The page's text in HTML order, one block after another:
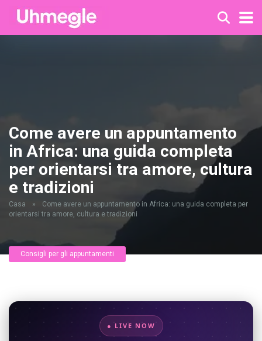
Come avere un appuntamento
in Africa: una guida completa
per orientarsi tra amore, cultura
e tradizioni
Casa »
Come avere un appuntamento in Africa: una guida completa per
orientarsi tra amore, cultura e tradizioni
Consigli per gli appuntamenti
● LIVE NOW